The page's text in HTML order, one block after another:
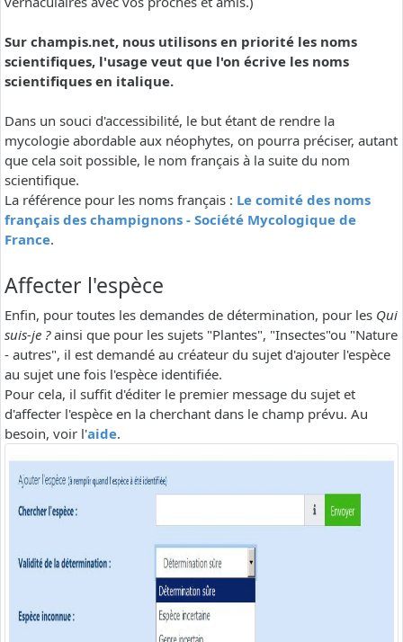
Sur champis.net, nous utilisons en priorité les noms
scientifiques, l'usage veut que l'on écrive les noms
scientifiques en italique.
Dans un souci d'accessibilité, le but étant de rendre la
mycologie abordable aux néophytes, on pourra préciser, autant
que cela soit possible, le nom français à la suite du nom
scientifique.
La référence pour les noms français : Le comité des noms
français des champignons - Société Mycologique de
France.
Affecter l'espèce
Enfin, pour toutes les demandes de détermination, pour les Qui
suis-je ?ainsi que pour les sujets "Plantes", "Insectes"ou "Nature
- autres", il est demandé au créateur du sujet d'ajouter l'espèce
au sujet une fois l'espèce identifiée.
Pour cela, il suffit d'éditer le premier message du sujet et
d'affecter l'espèce en la cherchant dans le champ prévu. Au
besoin, voir l'aide.